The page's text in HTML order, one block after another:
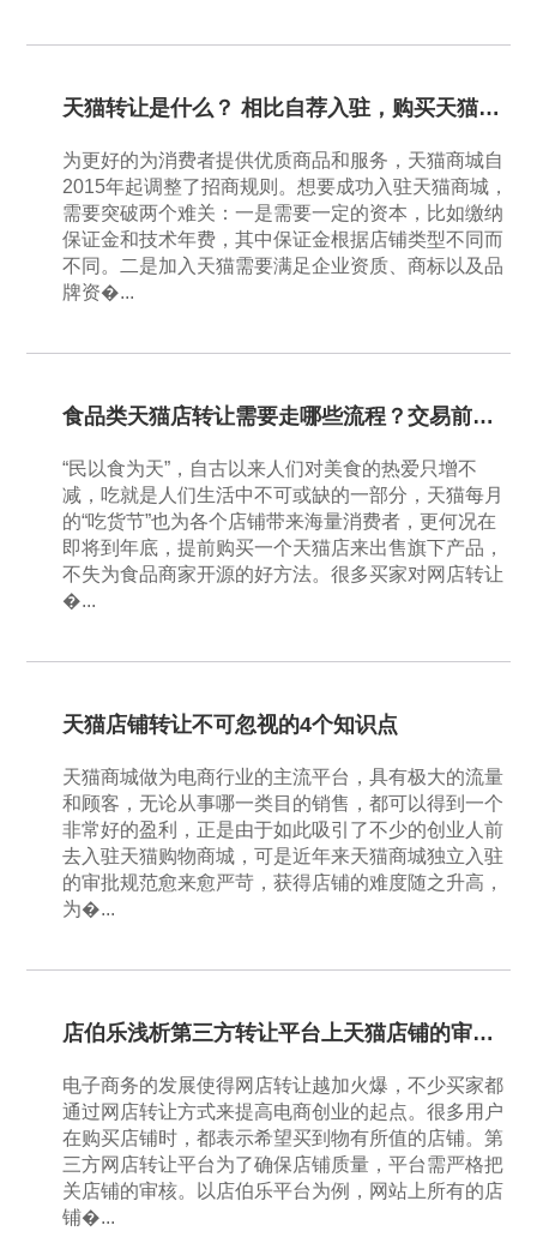
天猫转让是什么？ 相比自荐入驻，购买天猫店铺开店划算吗？
为更好的为消费者提供优质商品和服务，天猫商城自
2015年起调整了招商规则。想要成功入驻天猫商城，
需要突破两个难关：一是需要一定的资本，比如缴纳
保证金和技术年费，其中保证金根据店铺类型不同而
不同。二是加入天猫需要满足企业资质、商标以及品
牌资�...
食品类天猫店转让需要走哪些流程？交易前要注意什么？
“民以食为天”，自古以来人们对美食的热爱只增不
减，吃就是人们生活中不可或缺的一部分，天猫每月
的“吃货节”也为各个店铺带来海量消费者，更何况在
即将到年底，提前购买一个天猫店来出售旗下产品，
不失为食品商家开源的好方法。很多买家对网店转让
�...
天猫店铺转让不可忽视的4个知识点
天猫商城做为电商行业的主流平台，具有极大的流量
和顾客，无论从事哪一类目的销售，都可以得到一个
非常好的盈利，正是由于如此吸引了不少的创业人前
去入驻天猫购物商城，可是近年来天猫商城独立入驻
的审批规范愈来愈严苛，获得店铺的难度随之升高，
为�...
店伯乐浅析第三方转让平台上天猫店铺的审核要点
电子商务的发展使得网店转让越加火爆，不少买家都
通过网店转让方式来提高电商创业的起点。很多用户
在购买店铺时，都表示希望买到物有所值的店铺。第
三方网店转让平台为了确保店铺质量，平台需严格把
关店铺的审核。以店伯乐平台为例，网站上所有的店
铺�...